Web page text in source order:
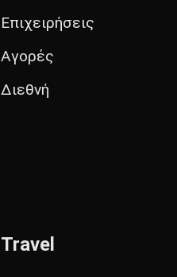
Επιχειρήσεις
Αγορές
Διεθνή
Travel